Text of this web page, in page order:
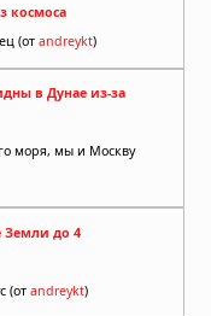
космоса
(от andreykt)
в Дунае из-за
моря, мы и Москву
Земли до 4
(от andreykt)